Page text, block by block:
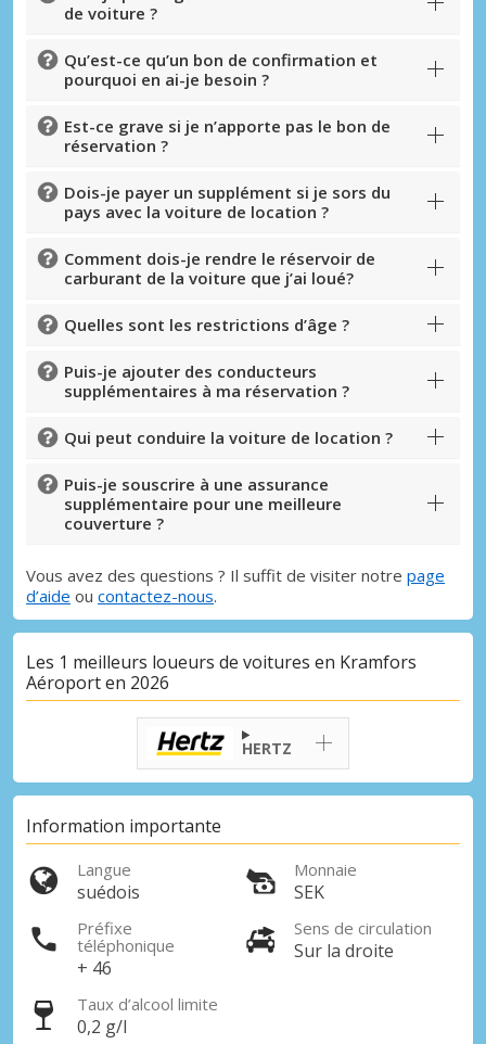
de voiture ?
Qu’est-ce qu’un bon de confirmation et
pourquoi en ai-je besoin ?
Est-ce grave si je n’apporte pas le bon de
réservation ?
Dois-je payer un supplément si je sors du
pays avec la voiture de location ?
Comment dois-je rendre le réservoir de
carburant de la voiture que j’ai loué?
Quelles sont les restrictions d’âge ?
Puis-je ajouter des conducteurs
supplémentaires à ma réservation ?
Qui peut conduire la voiture de location ?
Puis-je souscrire à une assurance
supplémentaire pour une meilleure
couverture ?
Vous avez des questions ? Il suffit de visiter notre page
d’aide ou contactez-nous.
Les 1 meilleurs loueurs de voitures en Kramfors
Aéroport en 2026
HERTZ
Information importante
Langue
suédois
Monnaie
SEK
Préfixe
téléphonique
+ 46
Sens de circulation
Sur la droite
Taux d’alcool limite
0,2 g/l